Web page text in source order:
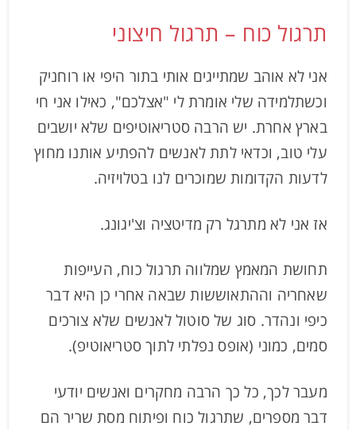
תרגול כוח – תרגול חיצוני
אני לא אוהב שמתייגים אותי בתור היפי או רוחניק
וכשתלמידה שלי אומרת לי "אצלכם", כאילו אני חי
בארץ אחרת. יש הרבה סטריאוטיפים שלא יושבים
עלי טוב, וכדאי לתת לאנשים להפתיע אותנו מחוץ
לדעות הקדומות שמוכרים לנו בטלויזיה.
אז אני לא מתרגל רק מדיטציה וצ'יגונג.
תחושת המאמץ שמלווה תרגול כוח, העייפות
שאחריה וההתאוששות שבאה אחרי כן היא דבר
כיפי ונהדר. סוג של סוטול לאנשים שלא צורכים
סמים, כמוני (אופס נפלתי לתוך סטריאוטיפ).
מעבר לכך, כל כך הרבה מחקרים ואנשים יודעי
דבר מספרים, שתרגול כוח ופיתוח מסת שריר הם